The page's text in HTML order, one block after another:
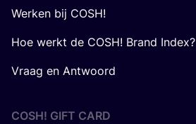
Werken bij COSH!
Hoe werkt de COSH! Brand Index?
Vraag en Antwoord
COSH! GIFT CARD